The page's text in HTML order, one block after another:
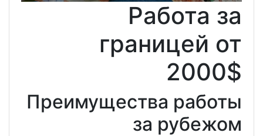
Преимущества
за